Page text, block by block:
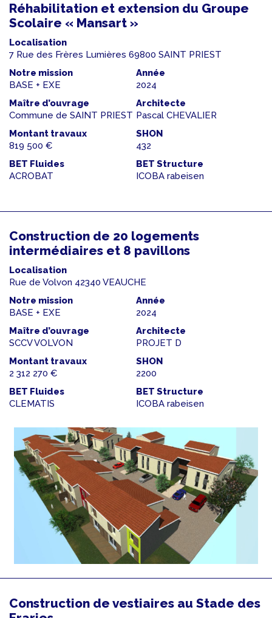
Réhabilitation et extension du Groupe
Scolaire « Mansart »
Localisation
7 Rue des Frères Lumières 69800 SAINT PRIEST
Notre mission
BASE + EXE
Année
2024
Maître d’ouvrage
Commune de SAINT PRIEST
Architecte
Pascal CHEVALIER
Montant travaux
819 500 €
SHON
432
BET Fluides
ACROBAT
BET Structure
ICOBA rabeisen
Construction de 20 logements
intermédiaires et 8 pavillons
Localisation
Rue de Volvon 42340 VEAUCHE
Notre mission
BASE + EXE
Année
2024
Maître d’ouvrage
SCCV VOLVON
Architecte
PROJET D
Montant travaux
2 312 270 €
SHON
2200
BET Fluides
CLEMATIS
BET Structure
ICOBA rabeisen
Construction de vestiaires au Stade des